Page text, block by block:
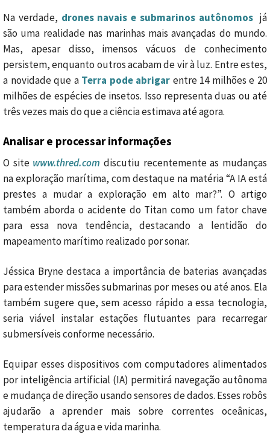
Na verdade, drones navais e submarinos autônomosjá
são uma realidade nas marinhas mais avançadas do mundo.
Mas, apesar disso, imensos vácuos de conhecimento
persistem, enquanto outros acabam de vir à luz. Entre estes,
a novidade que a Terra pode abrigar entre 14 milhões e 20
milhões de espécies de insetos. Isso representa duas ou até
três vezes mais do que a ciência estimava até agora.
Analisar e processar informações
O site www.thred.comdiscutiu recentemente as mudanças
na exploração marítima, com destaque na matéria “A IA está
prestes a mudar a exploração em alto mar?”. O artigo
também aborda o acidente do Titan como um fator chave
para essa nova tendência, destacando a lentidão do
mapeamento marítimo realizado por sonar.
Jéssica Bryne destaca a importância de baterias avançadas
para estender missões submarinas por meses ou até anos. Ela
também sugere que, sem acesso rápido a essa tecnologia,
seria viável instalar estações flutuantes para recarregar
submersíveis conforme necessário.
Equipar esses dispositivos com computadores alimentados
por inteligência artificial (IA) permitirá navegação autônoma
e mudança de direção usando sensores de dados. Esses robôs
ajudarão a aprender mais sobre correntes oceânicas,
temperatura da água e vida marinha.